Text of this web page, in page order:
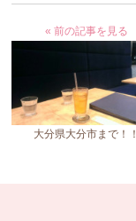
« 前の記事を見る
大分県大分市まで！！